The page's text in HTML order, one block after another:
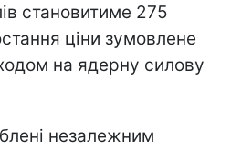
становитиме 275
ціни зумовлене
на ядерну силову
незалежним